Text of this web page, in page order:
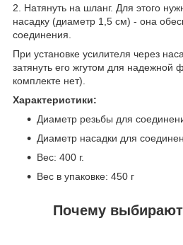
2. Натянуть на шланг. Для этого
насадку (диаметр 1,5 см) - она
соединения.
При установке усилителя через
затянуть его жгутом для надежной
комплекте нет).
Характеристики:
Диаметр резьбы для
Диаметр насадки для
Вес: 400 г.
Вес в упаковке: 450 г
Почему